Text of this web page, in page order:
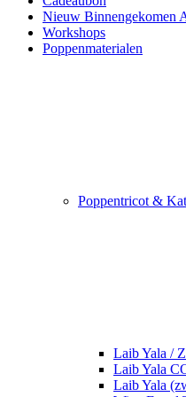
Nieuw Binnengekomen
Workshops
Poppenmaterialen
Poppentricot &
Laib Yala /
Laib Yala
Laib Yala